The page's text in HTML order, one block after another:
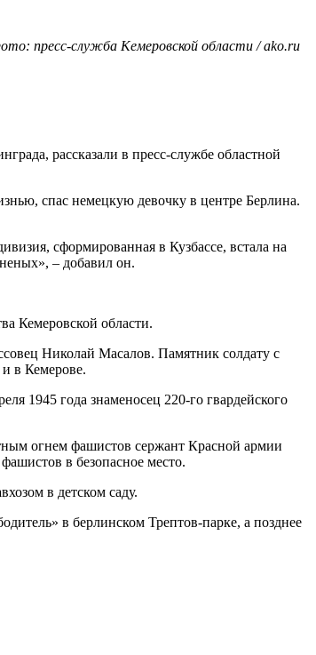
пресс-служба Кемеровской области / ako.ru
рассказали в пресс-службе областной
спас немецкую девочку в центре Берлина.
сформированная в Кузбассе, встала на
– добавил он.
Кемеровской области.
Николай Масалов. Памятник солдату с
и в Кемерове.
1945 года знаменосец 220-го гвардейского
огнем фашистов сержант Красной армии
в безопасное место.
в детском саду.
в берлинском Трептов-парке, а позднее